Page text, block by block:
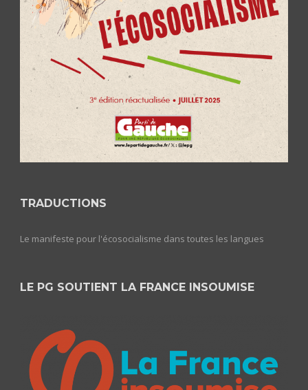
TRADUCTIONS
Le manifeste pour l'écosocialisme dans toutes les langues
LE PG SOUTIENT LA FRANCE INSOUMISE